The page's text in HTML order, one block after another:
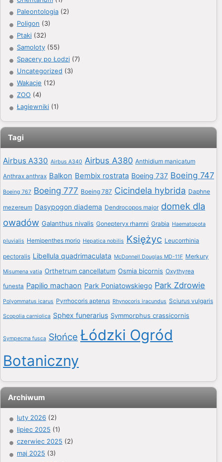
Paleontologia (2)
Poligon (3)
Ptaki (32)
Samoloty (55)
Spacery po Łodzi (7)
Uncategorized (3)
Wakacje (12)
ZOO (4)
Łagiewniki (1)
Tagi
Airbus A330 Airbus A340 Airbus A380 Anthidium manicatum
Anthrax anthrax Balkon Bembix rostrata Boeing 737 Boeing 747
Boeing 767 Boeing 777 Boeing 787 Cicindela hybrida Daphne
mezereum Dasypogon diadema Dendrocopos major domek dla
owadów Galanthus nivalis Gonepteryx rhamni Grabia Haematopota
pluvialis Hemipenthes morio Hepatica nobilis Księżyc Leucorrhinia
pectoralis Libellula quadrimaculata McDonnell Douglas MD-11F Merkury
Misumena vatia Orthetrum cancellatum Osmia bicornis Oxythyrea
funesta Papilio machaon Park Poniatowskiego Park Zdrowie
Polyommatus icarus Pyrrhocoris apterus Rhynocoris iracundus Sciurus vulgaris
Scopolia carniolica Sphex funerarius Symmorphus crassicornis
Sympecma fusca Słońce Łódzki Ogród
Botaniczny
Archiwum
luty 2026 (2)
lipiec 2025 (1)
czerwiec 2025 (2)
maj 2025 (3)